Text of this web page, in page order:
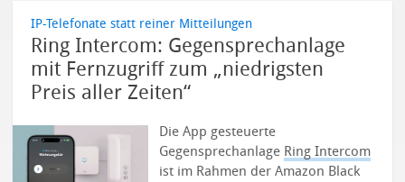
IP-Telefonate statt reiner Mitteilungen
Ring Intercom: Gegensprechanlage
mit Fernzugriff zum „niedrigsten
Preis aller Zeiten“
Die App gesteuerte
Gegensprechanlage Ring Intercom
ist im Rahmen der Amazon Black